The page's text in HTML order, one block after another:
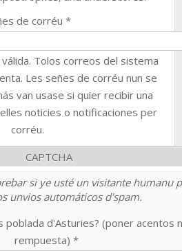
de corréu *
Tolos correos del sistema
Les señes de corréu nun se
van usase si quier recibir una
noticies o notificaciones per
corréu.
CAPTCHA
si ye usté un visitante humanu
unvios automáticos d'spam.
poblada d'Asturies? (poner acentos
rempuesta) *